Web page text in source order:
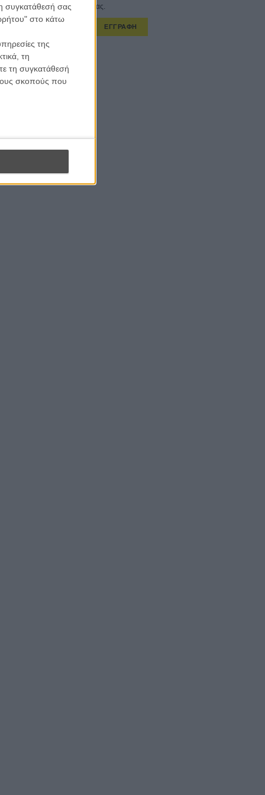
συγκατάθεσή σας
στο κάτω
της
τη
τη συγκατάθεσή
σκοπούς που
εβδομαδιαίο newsletter μας.
ΕΓΓΡΑΦΗ
λαμβάνω τα newsletter σας.